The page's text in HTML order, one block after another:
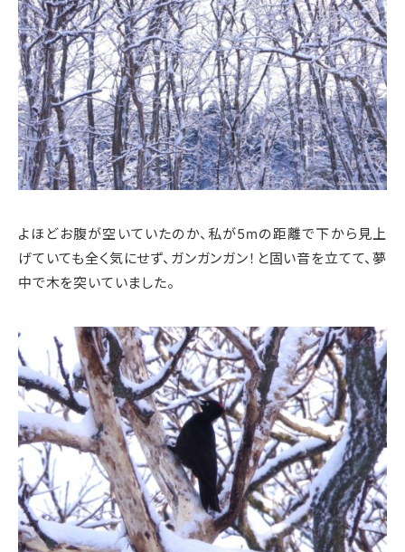
よほどお腹が空いていたのか、私が5mの距離で下から見上
げていても全く気にせず、ガンガンガン！と固い音を立てて、夢
中で木を突いていました。